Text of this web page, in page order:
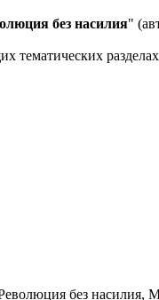
без насилия"
без насилия,